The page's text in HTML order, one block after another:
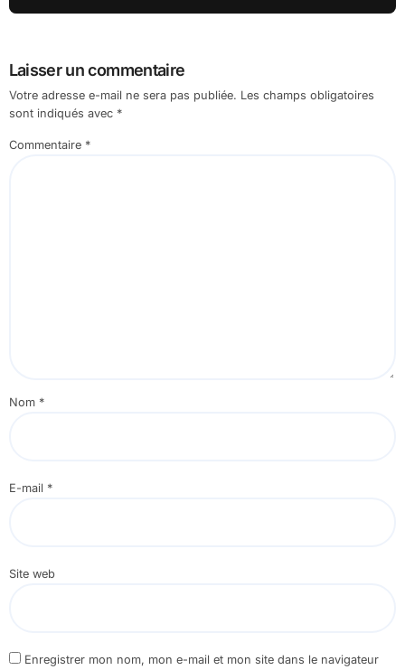
Laisser un commentaire
Votre adresse e-mail ne sera pas publiée. Les champs obligatoires
sont indiqués avec *
Commentaire *
Nom *
E-mail *
Site web
Enregistrer mon nom, mon e-mail et mon site dans le navigateur